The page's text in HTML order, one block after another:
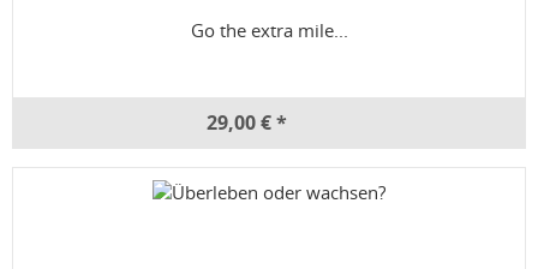
Go the extra mile...
29,00 € *